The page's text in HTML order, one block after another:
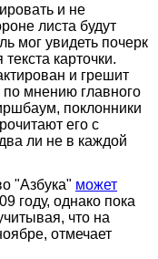
и не
листа будут
мог увидеть почерк
карточки.
и грешит
мнению главного
поклонники
его с
ли не в каждой
"Азбука" может
году, однако пока
что на
отмечает